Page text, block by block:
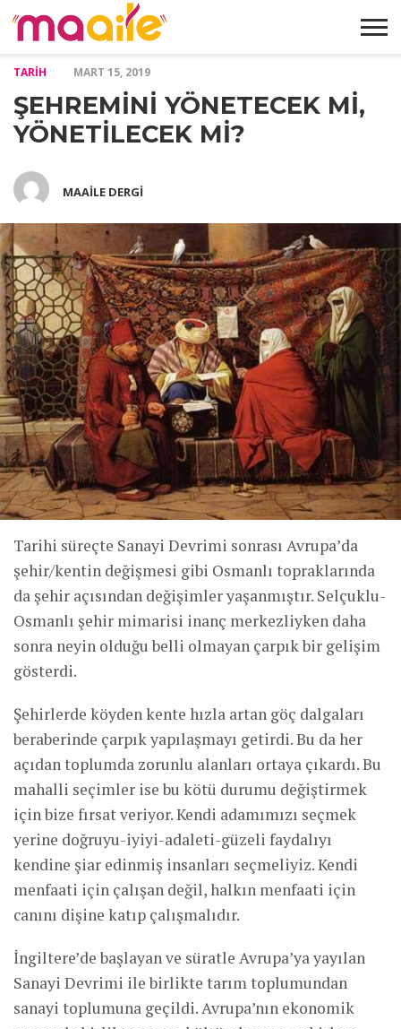
HAKKIMIZDA
FORMU
TARIH MART 15, 2019
ŞEHREMİNİ YÖNETECEK Mİ,
YÖNETİLECEK Mİ?
MAAILE DERGI
Tarihi süreçte Sanayi Devrimi sonrası Avrupa’da
şehir/kentin değişmesi gibi Osmanlı topraklarında
da şehir açısından değişimler yaşanmıştır. Selçuklu-
Osmanlı şehir mimarisi inanç merkezliyken daha
sonra neyin olduğu belli olmayan çarpık bir gelişim
gösterdi.
Şehirlerde köyden kente hızla artan göç dalgaları
beraberinde çarpık yapılaşmayı getirdi. Bu da her
açıdan toplumda zorunlu alanları ortaya çıkardı. Bu
mahalli seçimler ise bu kötü durumu değiştirmek
için bize fırsat veriyor. Kendi adamımızı seçmek
yerine doğruyu-iyiyi-adaleti-güzeli faydalıyı
kendine şiar edinmiş insanları seçmeliyiz. Kendi
menfaati için çalışan değil, halkın menfaati için
canını dişine katıp çalışmalıdır.
İngiltere’de başlayan ve süratle Avrupa’ya yayılan
Sanayi Devrimi ile birlikte tarım toplumundan
sanayi toplumuna geçildi. Avrupa’nın ekonomik